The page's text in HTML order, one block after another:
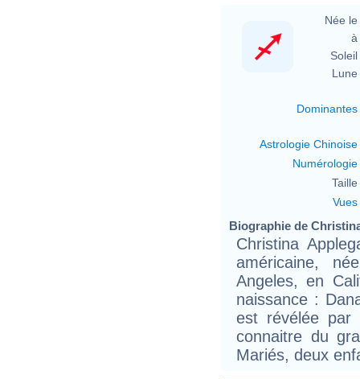
Née le
à
Soleil
Lune
Dominantes
Astrologie Chinoise
Numérologie
Taille
Vues
Biographie de
Christina
américaine,
Angeles, en
naissance :
est révélée
connaitre du
Mariés, deux